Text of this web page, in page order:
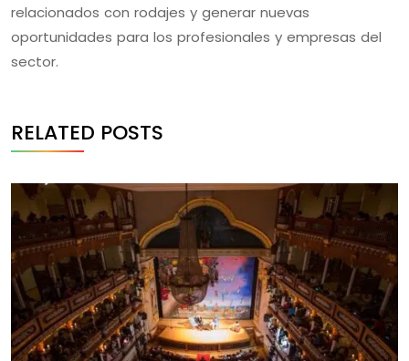
relacionados con rodajes y generar nuevas
oportunidades para los profesionales y empresas del
sector.
RELATED POSTS